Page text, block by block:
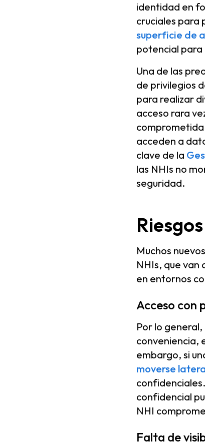
identidad en
cruciales para
superficie de
potencial para
Una de las
de privilegios
para realizar
acceso rara
acceden a
clave de la
las NHIs no
seguridad.
Muchos
NHIs, que van
en entornos
Acceso con
Por lo
conveniencia,
embargo, si
moverse
confidencial
NHI
Falta de